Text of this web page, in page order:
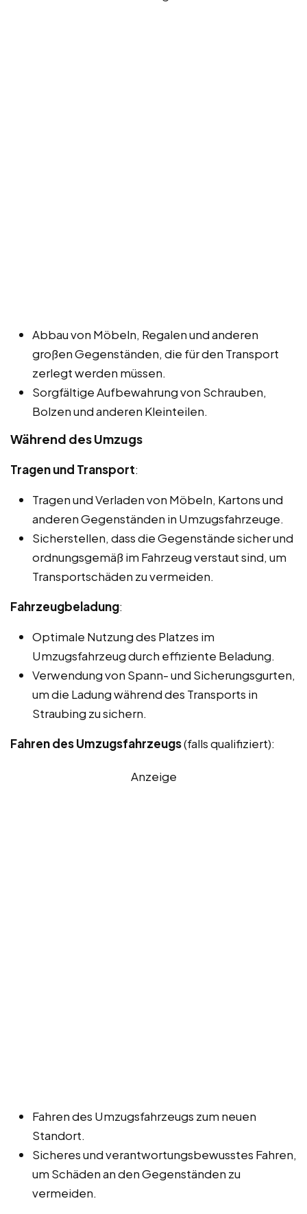
Abbau von Möbeln, Regalen und anderen
großen Gegenständen, die für den Transport
zerlegt werden müssen.
Sorgfältige Aufbewahrung von Schrauben,
Bolzen und anderen Kleinteilen.
Während des Umzugs
Tragen und Transport:
Tragen und Verladen von Möbeln, Kartons und
anderen Gegenständen in Umzugsfahrzeuge.
Sicherstellen, dass die Gegenstände sicher und
ordnungsgemäß im Fahrzeug verstaut sind, um
Transportschäden zu vermeiden.
Fahrzeugbeladung:
Optimale Nutzung des Platzes im
Umzugsfahrzeug durch effiziente Beladung.
Verwendung von Spann- und Sicherungsgurten,
um die Ladung während des Transports in
Straubing zu sichern.
Fahren des Umzugsfahrzeugs(falls qualifiziert):
Anzeige
Fahren des Umzugsfahrzeugs zum neuen
Standort.
Sicheres und verantwortungsbewusstes Fahren,
um Schäden an den Gegenständen zu
vermeiden.